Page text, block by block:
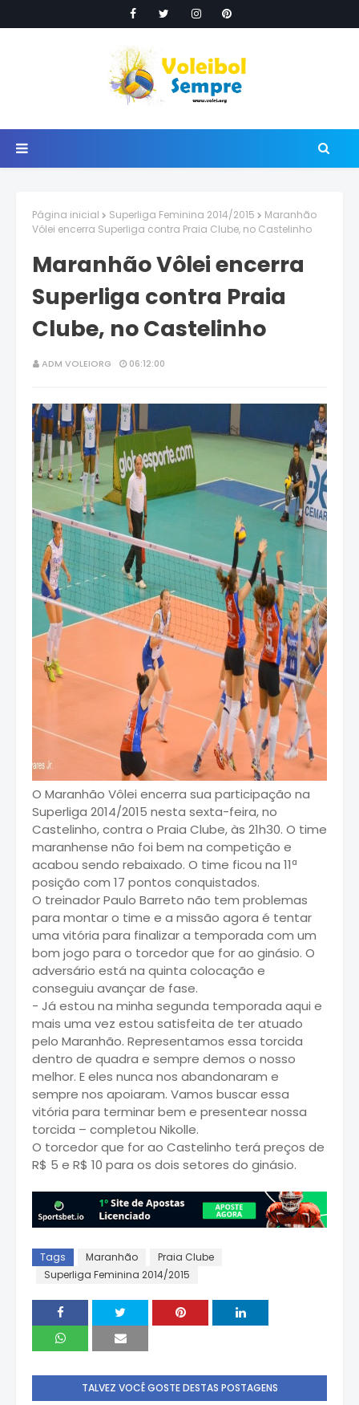
Página inicial Superliga Feminina 2014/2015
Maranhão
Vôlei encerra Superliga contra Praia Clube, no Castelinho
Maranhão Vôlei encerra
Superliga contra Praia
Clube, no Castelinho
ADM VOLEIORG 06:12:00
O Maranhão Vôlei encerra sua participação na
Superliga 2014/2015 nesta sexta-feira, no
Castelinho, contra o Praia Clube, às 21h30. O time
maranhense não foi bem na competição e
acabou sendo rebaixado. O time ficou na 11ª
posição com 17 pontos conquistados.
O treinador Paulo Barreto não tem problemas
para montar o time e a missão agora é tentar
uma vitória para finalizar a temporada com um
bom jogo para o torcedor que for ao ginásio. O
adversário está na quinta colocação e
conseguiu avançar de fase.
- Já estou na minha segunda temporada aqui e
mais uma vez estou satisfeita de ter atuado
pelo Maranhão. Representamos essa torcida
dentro de quadra e sempre demos o nosso
melhor. E eles nunca nos abandonaram e
sempre nos apoiaram. Vamos buscar essa
vitória para terminar bem e presentear nossa
torcida – completou Nikolle.
O torcedor que for ao Castelinho terá preços de
R$ 5 e R$ 10 para os dois setores do ginásio.
Tags Maranhão
Praia Clube
Superliga Feminina 2014/2015
TALVEZ VOCÊ GOSTE DESTAS POSTAGENS